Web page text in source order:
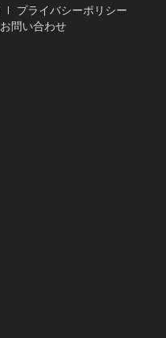
プライバシーポリシー
お問い合わせ